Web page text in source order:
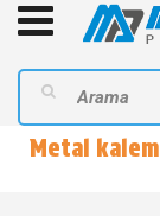
Metal